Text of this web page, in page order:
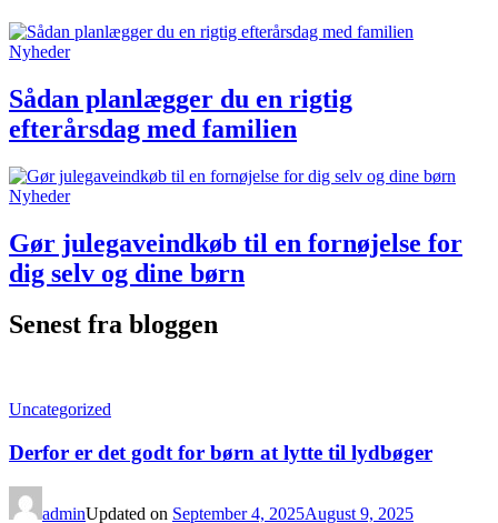
Nyheder
Sådan planlægger du en rigtig
efterårsdag med familien
Nyheder
Gør julegaveindkøb til en fornøjelse for
dig selv og dine børn
Senest fra bloggen
Uncategorized
Derfor er det godt for børn at lytte til lydbøger
adminUpdated on September 4, 2025August 9, 2025